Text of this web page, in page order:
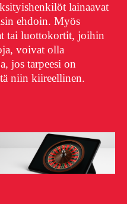
lainaavat
ehdoin. Myös
tai luottokortit, joihin
voivat olla
jos tarpeesi on
niin kiireellinen.